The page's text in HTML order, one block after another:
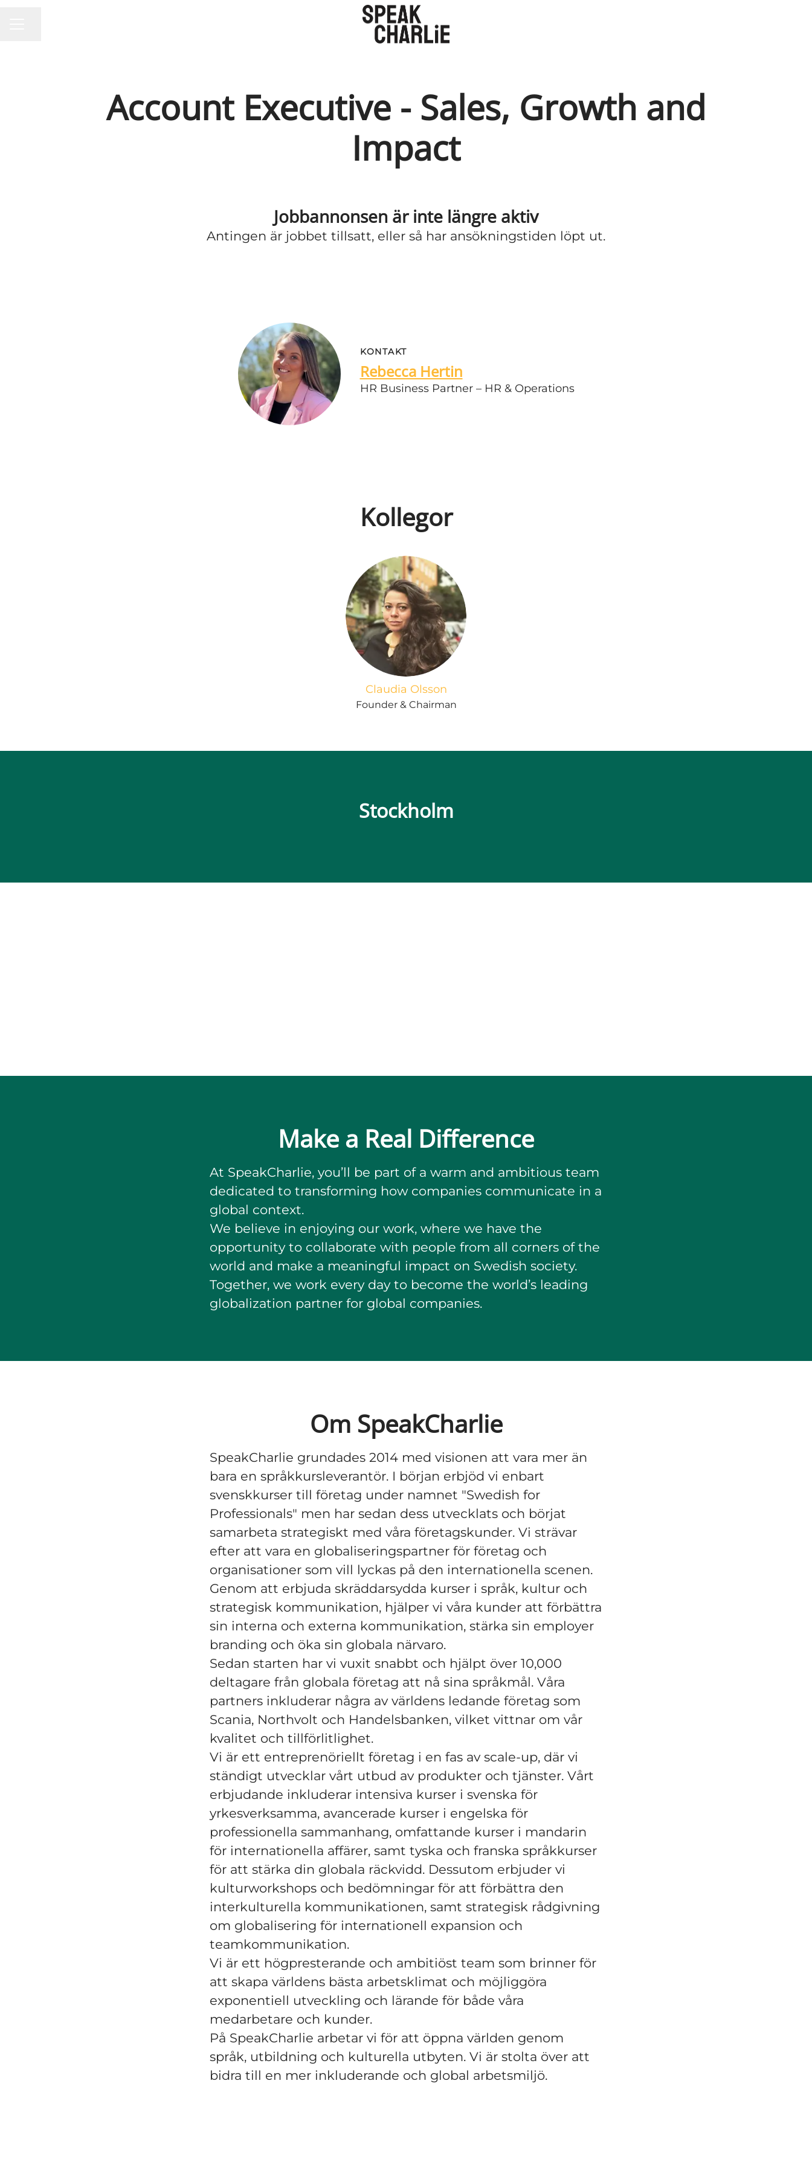
Account Executive - Sales, Growth and
Impact
Jobbannonsen är inte längre aktiv
Antingen är jobbet tillsatt, eller så har ansökningstiden löpt ut.
KONTAKT
Rebecca Hertin
HR Business Partner – HR & Operations
Kollegor
Claudia Olsson
Founder & Chairman
Stockholm
Make a Real Difference
At SpeakCharlie, you’ll be part of a warm and ambitious team
dedicated to transforming how companies communicate in a
global context.
We believe in enjoying our work, where we have the
opportunity to collaborate with people from all corners of the
world and make a meaningful impact on Swedish society.
Together, we work every day to become the world’s leading
globalization partner for global companies.
Om SpeakCharlie
SpeakCharlie grundades 2014 med visionen att vara mer än
bara en språkkursleverantör. I början erbjöd vi enbart
svenskkurser till företag under namnet "Swedish for
Professionals" men har sedan dess utvecklats och börjat
samarbeta strategiskt med våra företagskunder. Vi strävar
efter att vara en globaliseringspartner för företag och
organisationer som vill lyckas på den internationella scenen.
Genom att erbjuda skräddarsydda kurser i språk, kultur och
strategisk kommunikation, hjälper vi våra kunder att förbättra
sin interna och externa kommunikation, stärka sin employer
branding och öka sin globala närvaro.
Sedan starten har vi vuxit snabbt och hjälpt över 10,000
deltagare från globala företag att nå sina språkmål. Våra
partners inkluderar några av världens ledande företag som
Scania, Northvolt och Handelsbanken, vilket vittnar om vår
kvalitet och tillförlitlighet.
Vi är ett entreprenöriellt företag i en fas av scale-up, där vi
ständigt utvecklar vårt utbud av produkter och tjänster. Vårt
erbjudande inkluderar intensiva kurser i svenska för
yrkesverksamma, avancerade kurser i engelska för
professionella sammanhang, omfattande kurser i mandarin
för internationella affärer, samt tyska och franska språkkurser
för att stärka din globala räckvidd. Dessutom erbjuder vi
kulturworkshops och bedömningar för att förbättra den
interkulturella kommunikationen, samt strategisk rådgivning
om globalisering för internationell expansion och
teamkommunikation.
Vi är ett högpresterande och ambitiöst team som brinner för
att skapa världens bästa arbetsklimat och möjliggöra
exponentiell utveckling och lärande för både våra
medarbetare och kunder.
På SpeakCharlie arbetar vi för att öppna världen genom
språk, utbildning och kulturella utbyten. Vi är stolta över att
bidra till en mer inkluderande och global arbetsmiljö.